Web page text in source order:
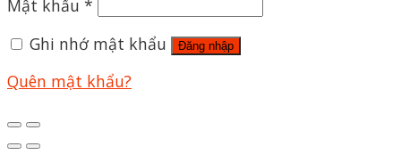
Mật khẩu *
Ghi nhớ mật khẩu
Đăng nhập
Quên mật khẩu?